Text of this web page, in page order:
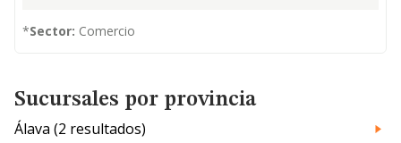
*Sector: Comercio
Sucursales por provincia
Álava (2 resultados)